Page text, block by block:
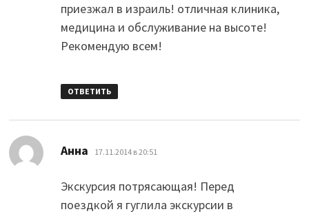
приезжал в израиль! отличная клиника,
медицина и обслуживание на высоте!
Рекомендую всем!
ОТВЕТИТЬ
Анна 17.11.2014 в 20:51
Экскурсия потрясающая! Перед
поездкой я гуглила экскурсии в